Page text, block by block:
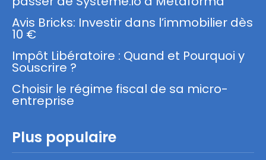
Avis Bricks: Investir dans l’immobilier dès
10 €
Impôt Libératoire : Quand et Pourquoi y
Souscrire ?
Choisir le régime fiscal de sa micro-
entreprise
Plus populaire